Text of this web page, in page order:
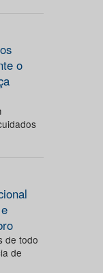
o
de todo
de